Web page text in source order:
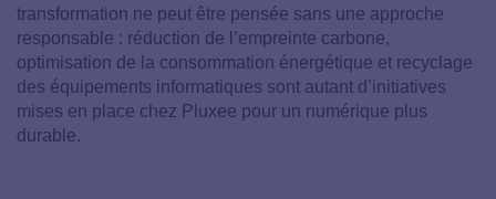
transformation ne peut être pensée sans une approche
responsable : réduction de l’empreinte carbone,
optimisation de la consommation énergétique et recyclage
des équipements informatiques sont autant d’initiatives
mises en place chez Pluxee pour un numérique plus
durable.